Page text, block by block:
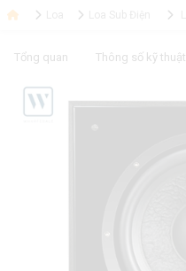
Tổng quan Thông số kỹ thuật